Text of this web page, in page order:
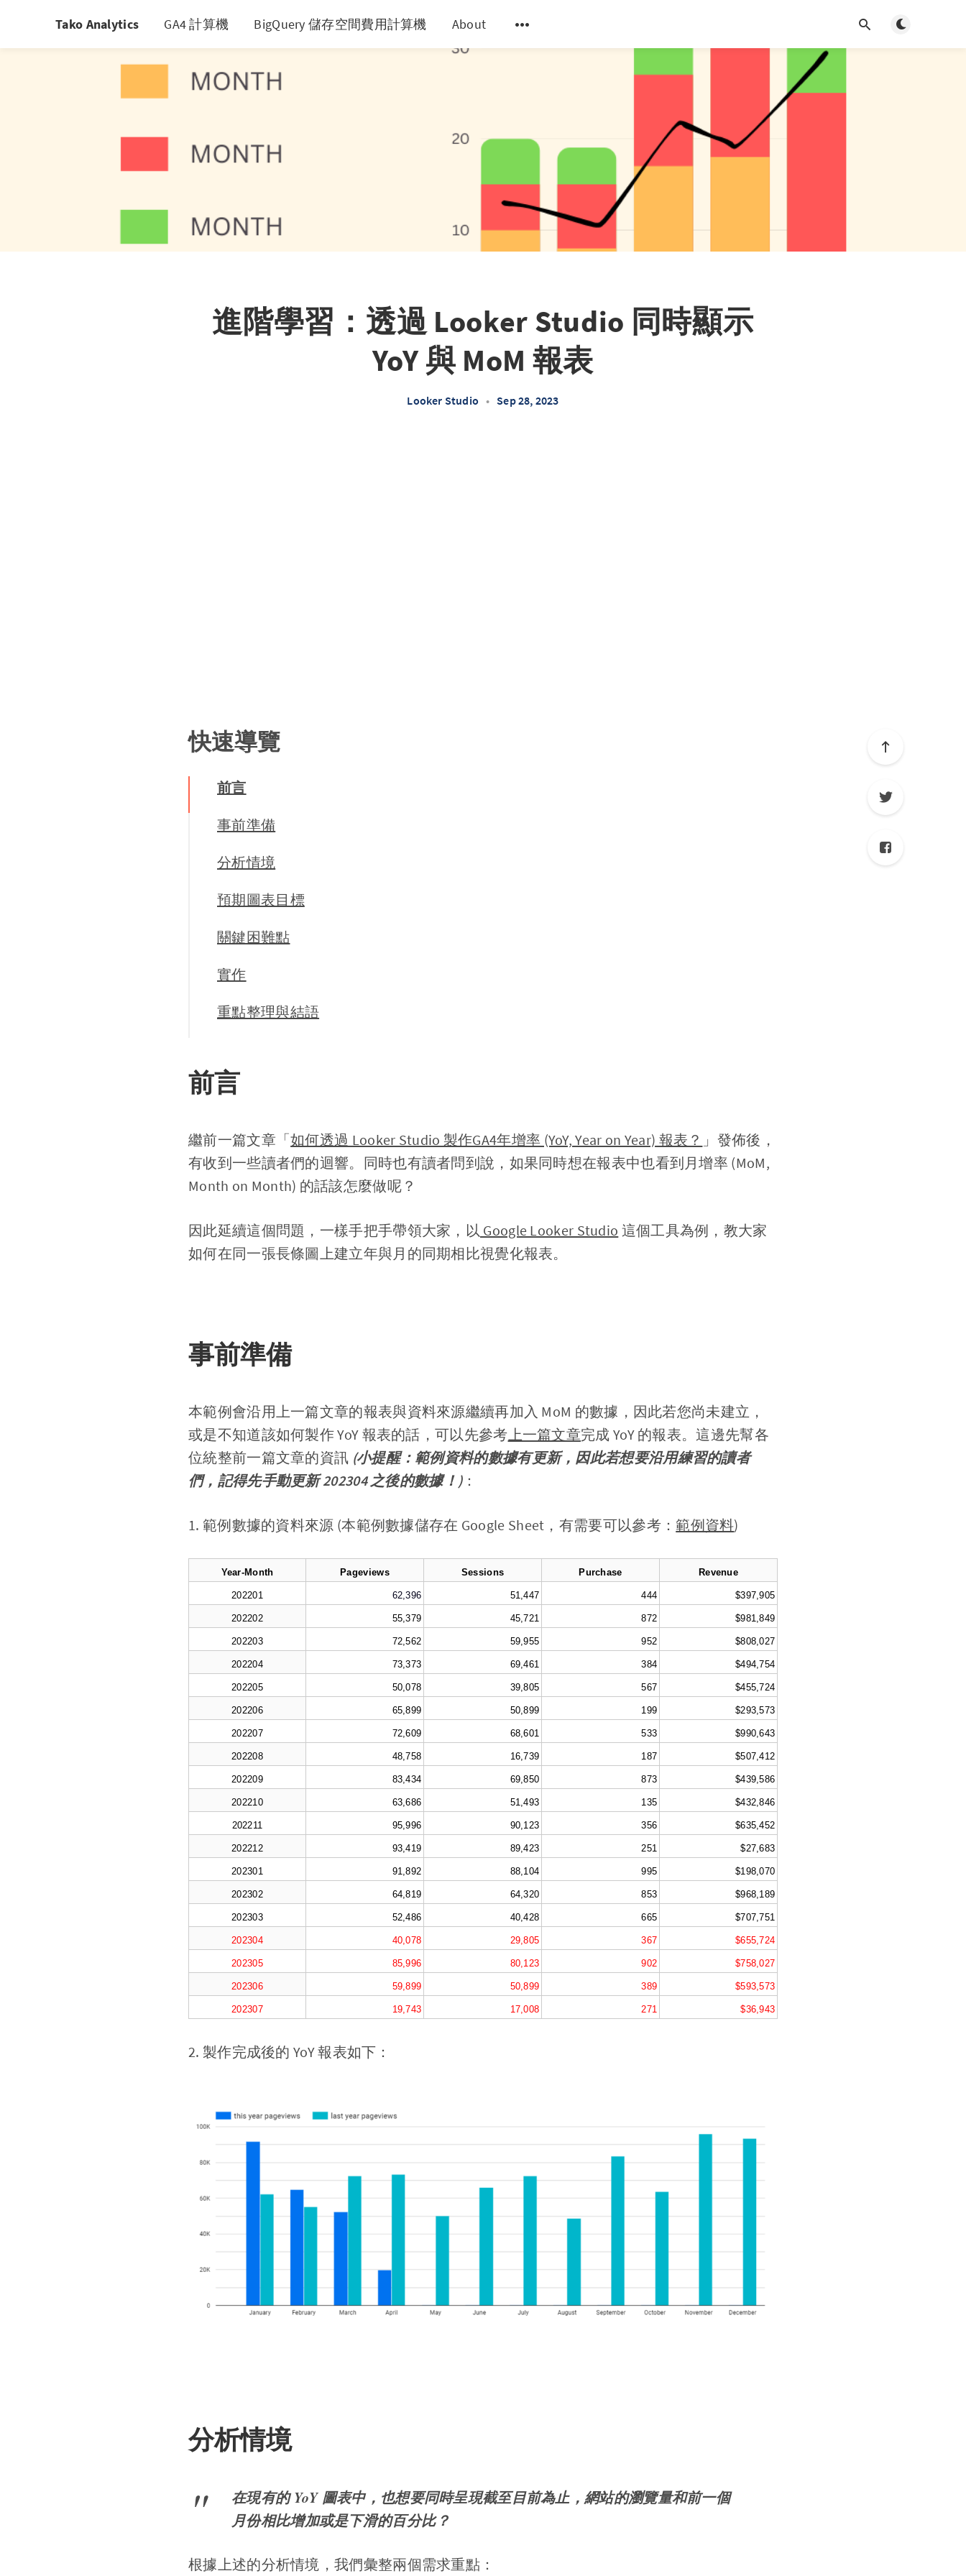
Tako Analytics GA4 計算機 BigQuery 儲存空間費用計算機 About Toggle light/
進階學習：透過 Looker Studio 同時顯示
YoY 與 MoM 報表
Looker Studio • Sep 28, 2023
快速導覽
前言
事前準備
分析情境
預期圖表目標
關鍵困難點
實作
重點整理與結語
前言
繼前一篇文章「如何透過 Looker Studio 製作GA4年增率 (YoY, Year on Year) 報表？ 」發佈後，
有收到一些讀者們的迴響。同時也有讀者問到說，如果同時想在報表中也看到月增率 (MoM,
Month on Month) 的話該怎麼做呢？
因此延續這個問題，一樣手把手帶領大家，以 Google Looker Studio 這個工具為例，教大家
如何在同一張長條圖上建立年與月的同期相比視覺化報表。
事前準備
本範例會沿用上一篇文章的報表與資料來源繼續再加入 MoM 的數據，因此若您尚未建立，
或是不知道該如何製作 YoY 報表的話，可以先參考上一篇文章完成 YoY 的報表。這邊先幫各
位統整前一篇文章的資訊 (小提醒：範例資料的數據有更新，因此若想要沿用練習的讀者
們，記得先手動更新 202304 之後的數據！)：
1. 範例數據的資料來源 (本範例數據儲存在 Google Sheet，有需要可以參考：範例資料)
Year-Month Pageviews Sessions Purchase Revenue
202201 62,396 51,447 444 $397,905
202202 55,379 45,721 872 $981,849
202203 72,562 59,955 952 $808,027
202204 73,373 69,461 384 $494,754
202205 50,078 39,805 567 $455,724
202206 65,899 50,899 199 $293,573
202207 72,609 68,601 533 $990,643
202208 48,758 16,739 187 $507,412
202209 83,434 69,850 873 $439,586
202210 63,686 51,493 135 $432,846
202211 95,996 90,123 356 $635,452
202212 93,419 89,423 251 $27,683
202301 91,892 88,104 995 $198,070
202302 64,819 64,320 853 $968,189
202303 52,486 40,428 665 $707,751
202304 40,078 29,805 367 $655,724
202305 85,996 80,123 902 $758,027
202306 59,899 50,899 389 $593,573
202307 19,743 17,008 271 $36,943
2. 製作完成後的 YoY 報表如下：
分析情境
在現有的 YoY 圖表中，也想要同時呈現截至目前為止，網站的瀏覽量和前一個
月份相比增加或是下滑的百分比？
根據上述的分析情境，我們彙整兩個需求重點：